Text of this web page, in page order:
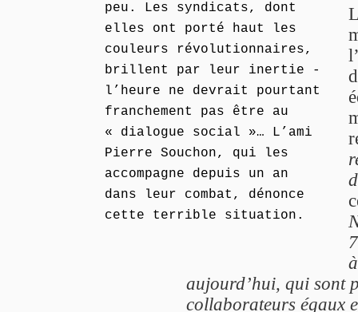
peu. Les syndicats, dont
elles ont porté haut les
couleurs révolutionnaires,
brillent par leur inertie -
l’heure ne devrait pourtant
franchement pas être au
« dialogue social »… L’ami
Pierre Souchon, qui les
accompagne depuis un an
dans leur combat, dénonce
cette terrible situation.
aujourd’hui, qui sont
collaborateurs égaux